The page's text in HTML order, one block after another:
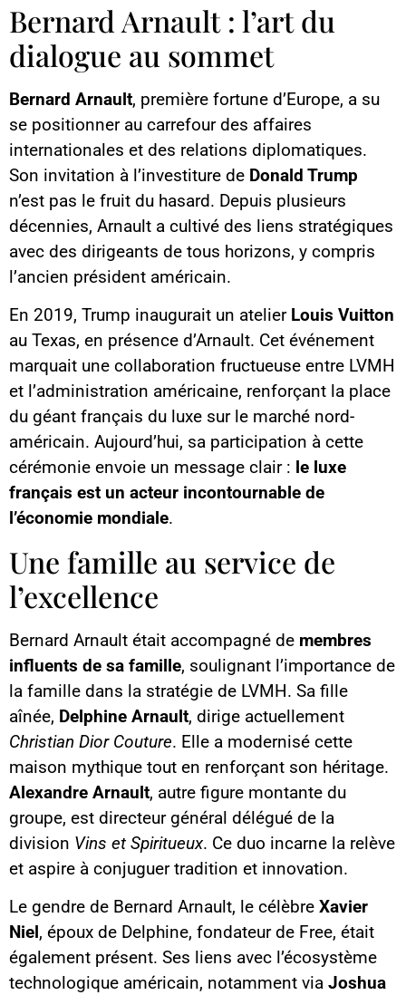
Bernard Arnault : l’art du
dialogue au sommet
Bernard Arnault, première fortune d’Europe, a su
se positionner au carrefour des affaires
internationales et des relations diplomatiques.
Son invitation à l’investiture de Donald Trump
n’est pas le fruit du hasard. Depuis plusieurs
décennies, Arnault a cultivé des liens stratégiques
avec des dirigeants de tous horizons, y compris
l’ancien président américain.
En 2019, Trump inaugurait un atelier Louis Vuitton
au Texas, en présence d’Arnault. Cet événement
marquait une collaboration fructueuse entre LVMH
et l’administration américaine, renforçant la place
du géant français du luxe sur le marché nord-
américain. Aujourd’hui, sa participation à cette
cérémonie envoie un message clair : le luxe
français est un acteur incontournable de
l’économie mondiale.
Une famille au service de
l’excellence
Bernard Arnault était accompagné de membres
influents de sa famille, soulignant l’importance de
la famille dans la stratégie de LVMH. Sa fille
aînée, Delphine Arnault, dirige actuellement
Christian Dior Couture. Elle a modernisé cette
maison mythique tout en renforçant son héritage.
Alexandre Arnault, autre figure montante du
groupe, est directeur général délégué de la
division Vins et Spiritueux. Ce duo incarne la relève
et aspire à conjuguer tradition et innovation.
Le gendre de Bernard Arnault, le célèbre Xavier
Niel, époux de Delphine, fondateur de Free, était
également présent. Ses liens avec l’écosystème
technologique américain, notamment via Joshua